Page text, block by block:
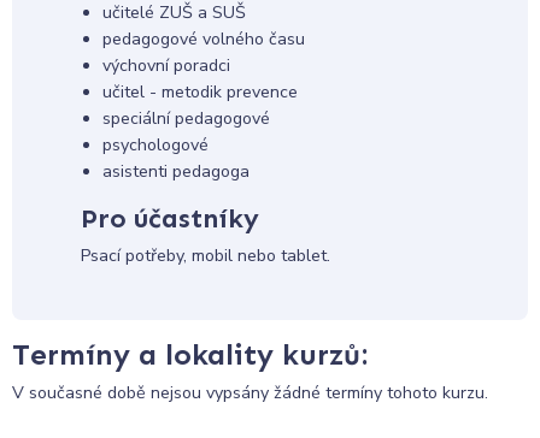
učitelé ZUŠ a SUŠ
pedagogové volného času
výchovní poradci
učitel - metodik prevence
speciální pedagogové
psychologové
asistenti pedagoga
Pro účastníky
Psací potřeby, mobil nebo tablet.
Termíny a lokality kurzů:
V současné době nejsou vypsány žádné termíny tohoto kurzu.